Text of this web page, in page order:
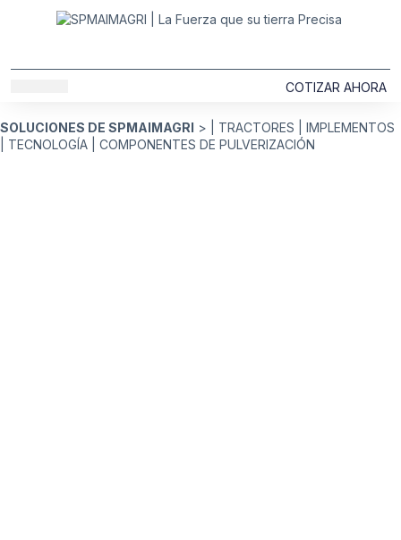
COTIZAR AHORA
SOLUCIONES DE SPMAIMAGRI > | TRACTORES
IMPLEMENTOS
TECNOLOGÍA COMPONENTES DE PULVERIZACIÓN